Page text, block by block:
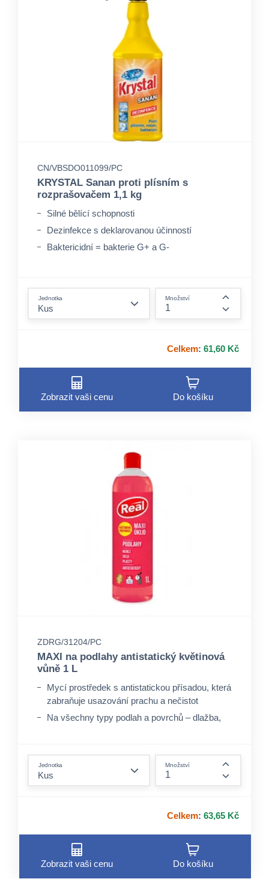
CN/VBSDO011099/PC
KRYSTAL Sanan proti plísním s
rozprašovačem 1,1 kg
Silné bělící schopnosti
Dezinfekce s deklarovanou účinností
Baktericidní = bakterie G+ a G-
Jednotka Množství
Celkem: 61,60 Kč
Zobrazit vaši cenu Do košíku
ZDRG/31204/PC
MAXI na podlahy antistatický květinová
vůně 1 L
Mycí prostředek s antistatickou přísadou, která
zabraňuje usazování prachu a nečistot
Na všechny typy podlah a povrchů – dlažba,
Zářivý lesk beze šmouh
Jednotka Množství
Celkem: 63,65 Kč
Zobrazit vaši cenu Do košíku